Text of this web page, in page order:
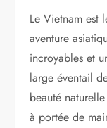
Le Vietnam est
aventure
incroyables et
large éventail
beauté
à portée de